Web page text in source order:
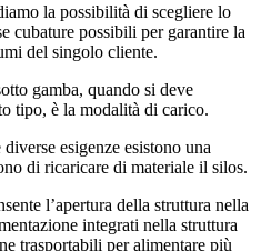
la possibilità di scegliere lo
cubature possibili per garantire la
del singolo cliente.
gamba, quando si deve
tipo, è la modalità di carico.
esigenze esistono una
di ricaricare di materiale il silos.
l’apertura della struttura nella
integrati nella struttura
trasportabili per alimentare più